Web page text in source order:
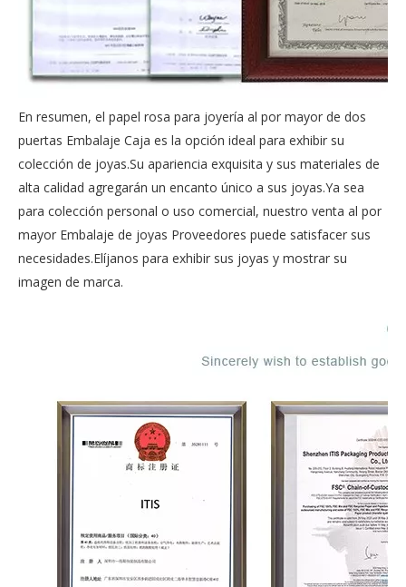
En resumen, el papel rosa para joyería al por mayor de dos
puertas Embalaje Caja es la opción ideal para exhibir su
colección de joyas.Su apariencia exquisita y sus materiales de
alta calidad agregarán un encanto único a sus joyas.Ya sea
para colección personal o uso comercial, nuestro venta al por
mayor Embalaje de joyas Proveedores puede satisfacer sus
necesidades.Elíjanos para exhibir sus joyas y mostrar su
imagen de marca.